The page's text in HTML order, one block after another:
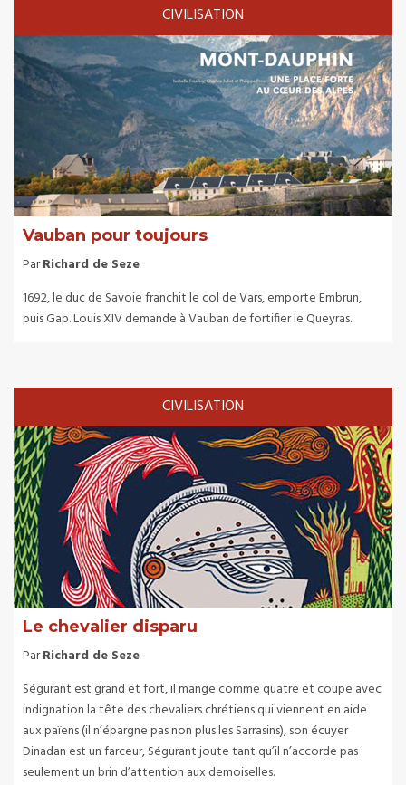
CIVILISATION
Vauban pour toujours
ParRichard de Seze
1692, le duc de Savoie franchit le col de Vars, emporte Embrun,
puis Gap. Louis XIV demande à Vauban de fortifier le Queyras.
CIVILISATION
Le chevalier disparu
ParRichard de Seze
Ségurant est grand et fort, il mange comme quatre et coupe avec
indignation la tête des chevaliers chrétiens qui viennent en aide
aux païens (il n’épargne pas non plus les Sarrasins), son écuyer
Dinadan est un farceur, Ségurant joute tant qu’il n’accorde pas
seulement un brin d’attention aux demoiselles.